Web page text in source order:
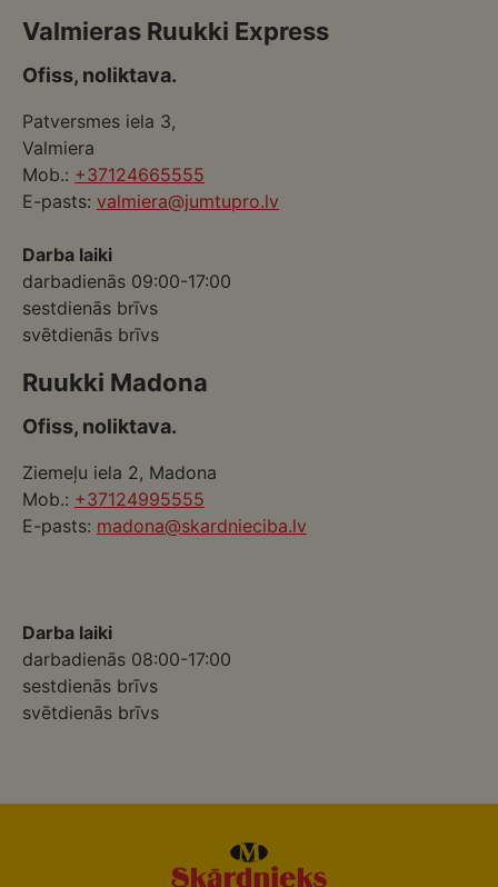
Valmieras Ruukki Express
Ofiss, noliktava.
Patversmes iela 3,
Valmiera
Mob.: +37124665555
E-pasts: valmiera@jumtupro.lv
Darba laiki
darbadienās 09:00-17:00
sestdienās brīvs
svētdienās brīvs
Ruukki Madona
Ofiss, noliktava.
Ziemeļu iela 2, Madona
Mob.: +37124995555
E-pasts: madona@skardnieciba.lv
Darba laiki
darbadienās 08:00-17:00
sestdienās brīvs
svētdienās brīvs